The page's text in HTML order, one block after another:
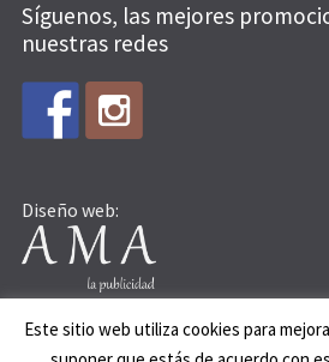
Síguenos, las mejores
nuestras redes
Diseño web:
Este sitio web utiliza cookies para